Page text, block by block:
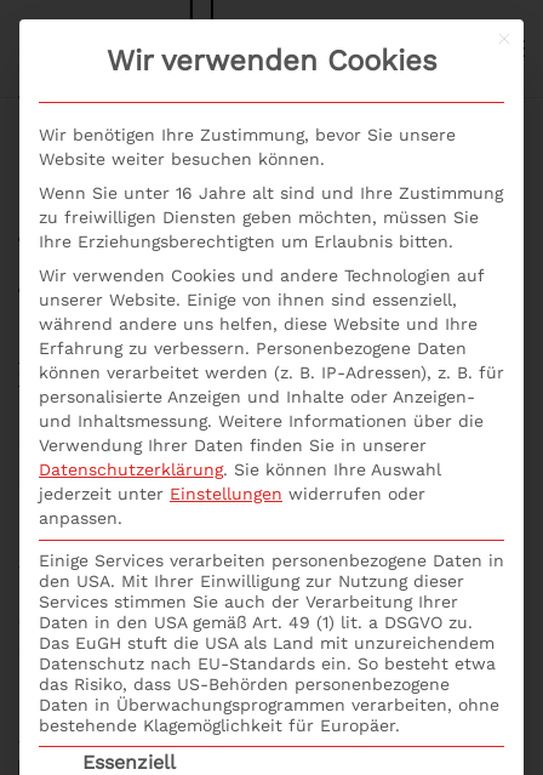
Skip to main content
Was sind die Aufgaben
eines Controllers?
Geschrieben vonp537752am14. April 2021. Veröffentlicht in
Inhouse Seminare, Seminar,Seminare,Seminare Aktuell
Was sind die Aufgaben eines Controllers?.
Was sind die Aufgaben eines Controllers? Bist du fit
& proper im Rechnungswesen und Controlling? Mit
Seminare Rechnungswesen und Seminare
Controlling erhältst du die wichtigsten Instrumente
für eine aktive Steuerung des Unternehmens.
Herausforderung Digitalisierung: Mit der digitalen
Transformation stehen plötzlich gesamte
Wertschöpfungsketten eines Unternehmens auf dem
Prüfstand. Dies reicht von der Geschäftsidee über die
Entwicklung von Produkten oder Dienstleistungen,
vom Einkauf bis hin zu Verkauf und Service.
Mit
Wir verwenden Cookies
Wir benötigen Ihre Zustimmung, bevor Sie unsere
Website weiter besuchen können.
Wenn Sie unter 16 Jahre alt sind und Ihre Zustimmung
zu freiwilligen Diensten geben möchten, müssen Sie
Ihre Erziehungsberechtigten um Erlaubnis bitten.
Wir verwenden Cookies und andere Technologien auf
unserer Website. Einige von ihnen sind essenziell,
während andere uns helfen, diese Website und Ihre
Erfahrung zu verbessern. Personenbezogene Daten
können verarbeitet werden (z. B. IP-Adressen), z. B. für
personalisierte Anzeigen und Inhalte oder Anzeigen-
und Inhaltsmessung. Weitere Informationen über die
Verwendung Ihrer Daten finden Sie in unserer
Datenschutzerklärung. Sie können Ihre Auswahl
jederzeit unter Einstellungen widerrufen oder
anpassen.
Einige Services verarbeiten personenbezogene Daten in
den USA. Mit Ihrer Einwilligung zur Nutzung dieser
Services stimmen Sie auch der Verarbeitung Ihrer
Daten in den USA gemäß Art. 49 (1) lit. a DSGVO zu.
Das EuGH stuft die USA als Land mit unzureichendem
Datenschutz nach EU-Standards ein. So besteht etwa
das Risiko, dass US-Behörden personenbezogene
Daten in Überwachungsprogrammen verarbeiten, ohne
bestehende Klagemöglichkeit für Europäer.
Es folgt eine Liste der Service-Gruppen, für die
Essenziell